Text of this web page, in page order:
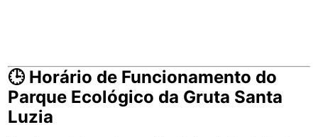
🕒 Horário de Funcionamento do
Parque Ecológico da Gruta Santa
Luzia